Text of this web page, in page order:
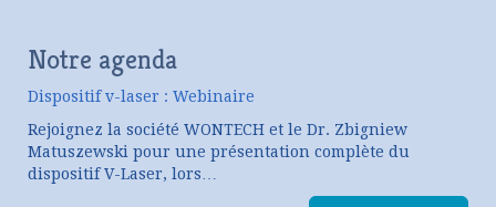
Notre agenda
Dispositif v-laser : Webinaire
Rejoignez la société WONTECH et le Dr. Zbigniew
Matuszewski pour une présentation complète du
dispositif V-Laser, lors…